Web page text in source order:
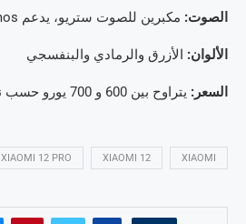
الصوت: مكبرين للصوت ستريو، يدعم Dolby Atmos و Hi-Res
الألوان: الأزرق والرمادي والبنفسجي
السعر: يتراوح بين 600 و 700 يورو حسب نموذج الذاكرة
XIAOMI
XIAOMI 12
XIAOMI 12 PRO